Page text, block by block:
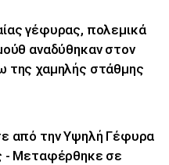
γέφυρας, πολεμικά
αναδύθηκαν στον
της χαμηλής στάθμης
από την Υψηλή Γέφυρα
- Μεταφέρθηκε σε